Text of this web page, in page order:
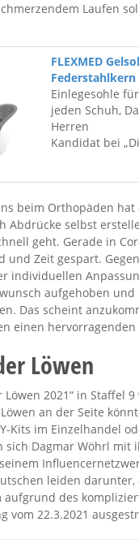
Laufen
FLEXMED
Federstahlkern
Einlegesohle
jeden Schuh,
Herren
Kandidat bei
beim Orthopäden
Abdrücke selbst
geht. Gerade in
und Zeit gespart.
individuellen
aufgehoben
Das scheint
einen hervorragenden
Löwen
2021“ in Staffel
an der Seite
Kits im Einzelhandel
sich Dagmar Wöhrl
leiden
aufgrund des
vom 22.3.2021